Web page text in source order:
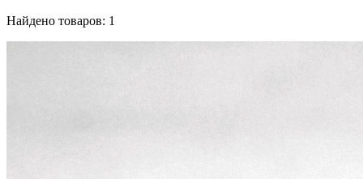
Найдено товаров: 1